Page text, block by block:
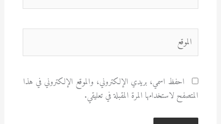
الموقع
احفظ اسمي، بريدي الإلكتروني، والموقع الإلكتروني في هذا
المتصفح لاستخدامها المرة المقبلة في تعليقي.